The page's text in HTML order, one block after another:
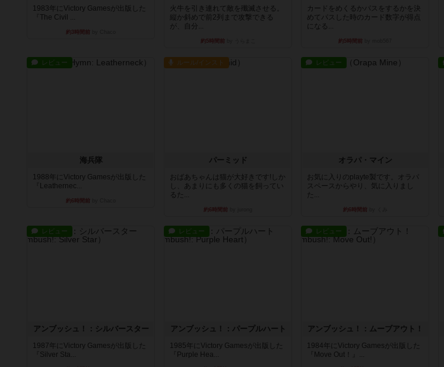
1983年にVictory Gamesが出版した
『The Civil ...
約3時間前
火牛を引き連れて敵を殲滅させる。
縦か斜めで前2列まで攻撃できる
が、自分...
約5時間前
カードをめくるかパスをするかを決
めてパスした時のカード数字が得点
になる...
約5時間前
レビュー
海兵隊
1988年にVictory Gamesが出版した
『Leathernec...
約6時間前
ルール/インスト
パーミッド
おばあちゃんは猫が大好きです!しか
し、あまりにも多くの猫を飼ってい
るた...
約6時間前
レビュー
オラパ・マイン
お気に入りのplayte製です。オラパ
スペースからやり、気に入りまし
た...
約6時間前
レビュー
アンブッシュ！：シルバースター
1987年にVictory Gamesが出版した
『Silver Sta...
レビュー
アンブッシュ！：パープルハート
1985年にVictory Gamesが出版した
『Purple Hea...
レビュー
アンブッシュ！：ムーブアウト！
1984年にVictory Gamesが出版した
『Move Out！』...